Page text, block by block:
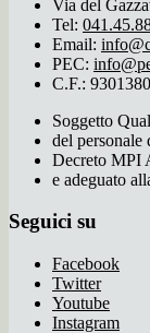
Via del
Tel:
Email:
PEC:
C.F.:
Soggetto
del personale
Decreto MPI
e adeguato
Seguici su
Facebook
Twitter
Youtube
Instagram